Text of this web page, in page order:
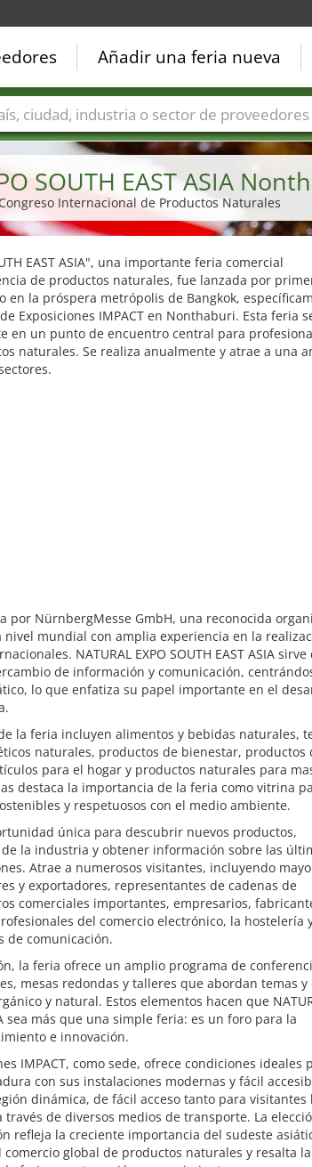
SOUTH EAST ASIA
Internacional de Productos Naturales
EAST ASIA", una importante feria comercial
de productos naturales, fue lanzada por
en la próspera metrópolis de Bangkok,
Exposiciones IMPACT en Nonthaburi. Esta feria
en un punto de encuentro central para
naturales. Se realiza anualmente y atrae a una
por NürnbergMesse GmbH, una reconocida
nivel mundial con amplia experiencia en la
NATURAL EXPO SOUTH EAST ASIA sirve
de información y comunicación,
lo que enfatiza su papel importante en el
la feria incluyen alimentos y bebidas naturales,
naturales, productos de bienestar, productos
para el hogar y productos naturales para
destaca la importancia de la feria como vitrina
y respetuosos con el medio ambiente.
única para descubrir nuevos productos,
la industria y obtener información sobre las
Atrae a numerosos visitantes, incluyendo
y exportadores, representantes de cadenas de
comerciales importantes, empresarios,
del comercio electrónico, la hostelería
de comunicación.
la feria ofrece un amplio programa de
mesas redondas y talleres que abordan temas y
y natural. Estos elementos hacen que
sea más que una simple feria: es un foro para la
e innovación.
IMPACT, como sede, ofrece condiciones ideales
con sus instalaciones modernas y fácil
dinámica, de fácil acceso tanto para visitantes
de diversos medios de transporte. La
refleja la creciente importancia del sudeste
global de productos naturales y resalta la
Añadir una feria nueva
Sectores de ferias Sectores de